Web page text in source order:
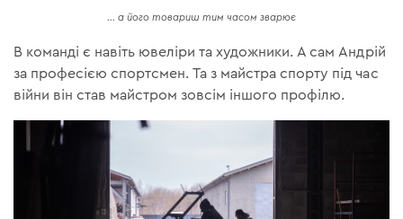
... а його товариш тим часом зварює
В команді є навіть ювеліри та художники. А сам Андрій
за професією спортсмен. Та з майстра спорту під час
війни він став майстром зовсім іншого профілю.